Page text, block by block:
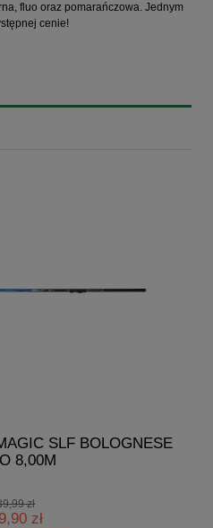
fluo oraz pomarańczowa. Jednym
cenie!
SLF BOLOGNESE
8,00M
zł
zł